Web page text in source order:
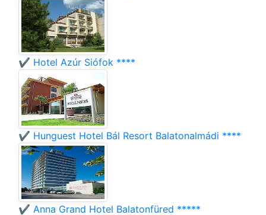
✔️ Hotel Azúr Siófok ****
✔️ Hunguest Hotel Bál Resort Balatonalmádi ****
✔️ Anna Grand Hotel Balatonfüred *****